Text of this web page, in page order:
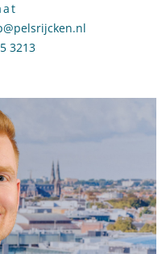
Bente van der Knaap
van der Knaap
3213